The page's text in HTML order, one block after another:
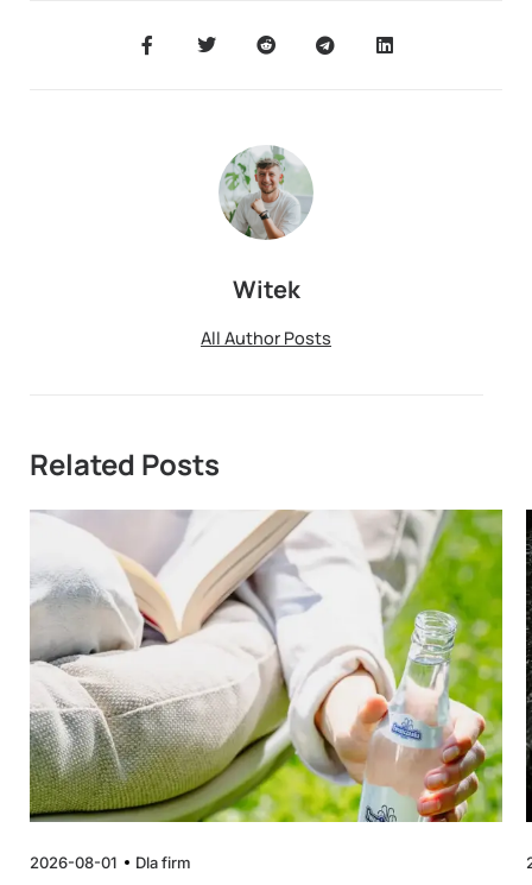
Witek
All Author Posts
Related Posts
2026-08-01 Dla firm